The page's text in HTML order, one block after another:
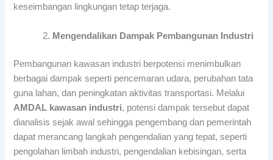
keseimbangan lingkungan tetap terjaga.
Mengendalikan Dampak Pembangunan Industri
Pembangunan kawasan industri berpotensi menimbulkan
berbagai dampak seperti pencemaran udara, perubahan tata
guna lahan, dan peningkatan aktivitas transportasi. Melalui
AMDAL kawasan industri, potensi dampak tersebut dapat
dianalisis sejak awal sehingga pengembang dan pemerintah
dapat merancang langkah pengendalian yang tepat, seperti
pengolahan limbah industri, pengendalian kebisingan, serta